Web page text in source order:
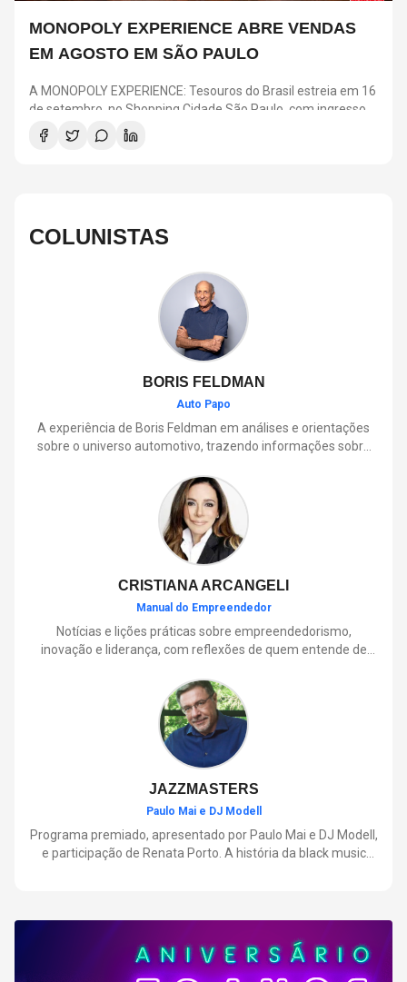
MONOPOLY EXPERIENCE ABRE VENDAS
EM AGOSTO EM SÃO PAULO
A MONOPOLY EXPERIENCE: Tesouros do Brasil estreia em 16
de setembro, no Shopping Cidade São Paulo, com ingressos
a partir de R$ 25. A pré-venda para clientes Nubank acontece
em 4 e 5 de agosto, enquanto a venda geral começa no dia 6.
COLUNISTAS
BORIS FELDMAN
Auto Papo
A experiência de Boris Feldman em análises e orientações
sobre o universo automotivo, trazendo informações sobre
que envolve o dia a dia dos motoristas.
CRISTIANA ARCANGELI
Manual do Empreendedor
Notícias e lições práticas sobre empreendedorismo,
inovação e liderança, com reflexões de quem entende de
JAZZMASTERS
Paulo Mai e DJ Modell
Programa premiado, apresentado por Paulo Mai e DJ Modell,
e participação de Renata Porto. A história da black music